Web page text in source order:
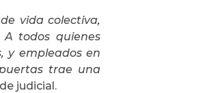
vida colectiva,
todos quienes
y empleados en
trae una
judicial.